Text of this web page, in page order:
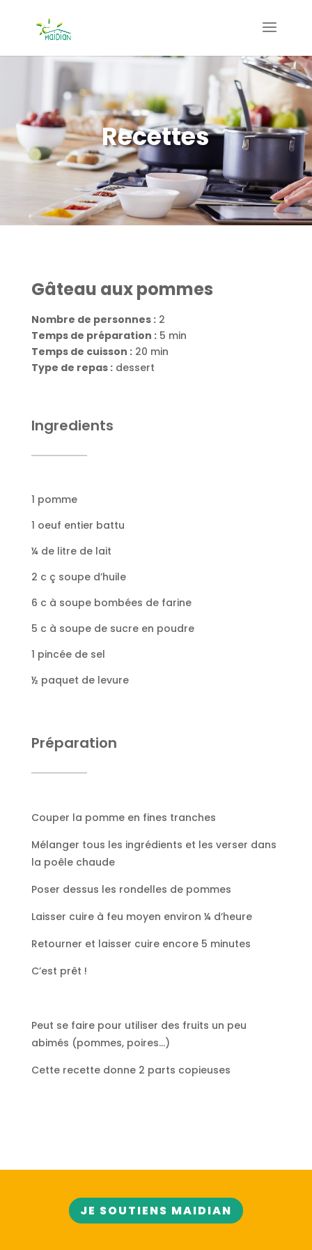
Recettes
Gâteau aux pommes
Nombre de personnes :2
Temps de préparation :5 min
Temps de cuisson :20 min
Type de repas :dessert
Ingredients
1 pomme
1 oeuf entier battu
¼ de litre de lait
2 c ç soupe d’huile
6 c à soupe bombées de farine
5 c à soupe de sucre en poudre
1 pincée de sel
½ paquet de levure
Préparation
Couper la pomme en fines tranches
Mélanger tous les ingrédients et les verser dans
la poêle chaude
Poser dessus les rondelles de pommes
Laisser cuire à feu moyen environ ¼ d’heure
Retourner et laisser cuire encore 5 minutes
C’est prêt !
Peut se faire pour utiliser des fruits un peu
abimés (pommes, poires…)
Cette recette donne 2 parts copieuses
JE SOUTIENS MAIDIAN